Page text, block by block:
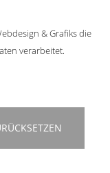
& Grafiks die
verarbeitet.